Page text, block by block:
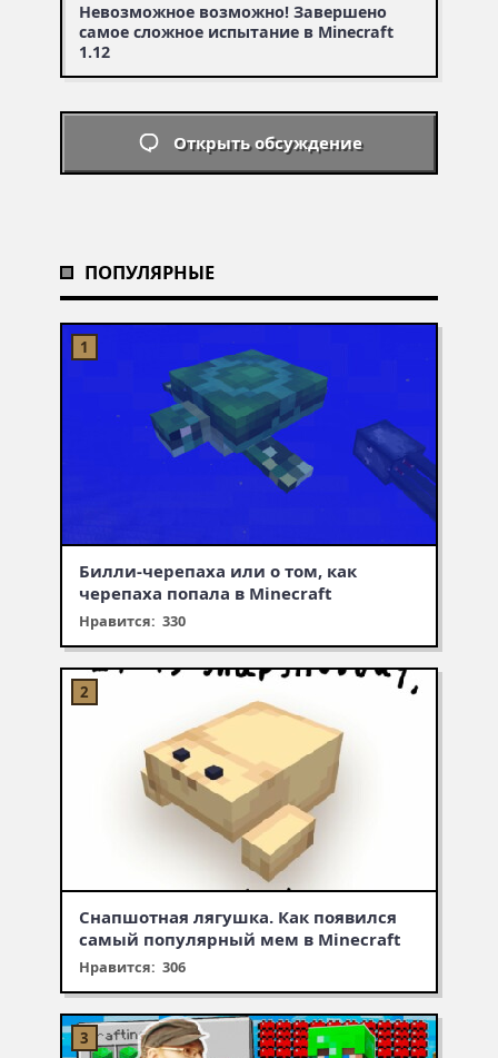
Невозможное возможно! Завершено
самое сложное испытание в Minecraft
1.12
Открыть обсуждение
ПОПУЛЯРНЫЕ
Билли-черепаха или о том, как
черепаха попала в Minecraft
Нравится: 330
Снапшотная лягушка. Как появился
самый популярный мем в Minecraft
Нравится: 306